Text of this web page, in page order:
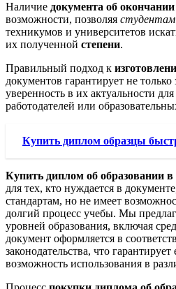
Наличие документа об окончании
возможности, позволяя студентам
техникумов и университетов
их полученной степени.
Правильный подход к
документов гарантирует не
уверенность в их актуальности
работодателей или
Купить диплом образцы
Купить диплом об образовании
для тех, кто нуждается в
стандартам, но не имеет
долгий процесс учебы. Мы
уровней образования, включая
документ оформляется в
законодательства, что
возможность использования в